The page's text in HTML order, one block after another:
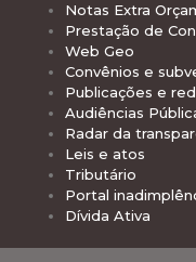
Notas Extra
Prestação de
Web Geo
Convênios e
Publicações e
Audiências
Radar da
Leis e atos
Tributário
Portal
Dívida Ativa